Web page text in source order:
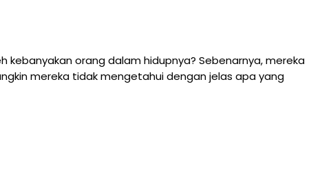
kebanyakan orang dalam hidupnya? Sebenarnya, mereka
mereka tidak mengetahui dengan jelas apa yang